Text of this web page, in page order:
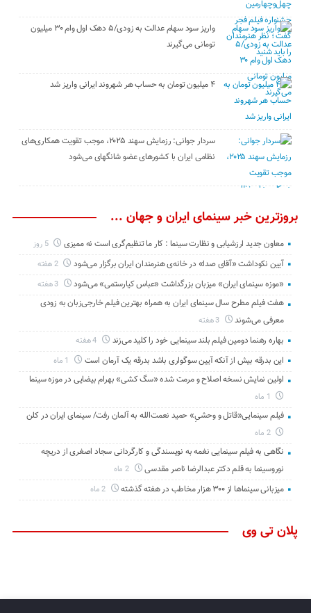
واریز سود سهام عدالت به زودی/۵ دهک اول وام ۳۰ میلیون
تومانی می‌گیرند
۴ میلیون تومان به حساب هر شهروند ایرانی واریز شد
سردار جوانی: رزمایش سهند ۲۰۲۵، موجب تقویت همکاری‌های
نظامی ایران با کشور‌های عضو شانگهای می‌شود
بروزترین خبر سینمای ایران و جهان ...
معاون جدید ارزشیابی و نظارت سینما : کار ما تنظیم‌گری است نه ممیزی 5 روز
آیین نکوداشت «آقای صدا» در خانه‌ی هنرمندان ایران برگزار می‌شود 2 هفته
«موزه سینمای ایران» میزبان بزرگداشت «عباس کیارستمی» می‌شود 3 هفته
هفت فیلم مطرح سال سینمای ایران به همراه بهترین فیلم خارجی‌زبان به زودی
معرفی می‌شوند
3 هفته
بهاره رهنما دومین فیلم بلند سینمایی خود را کلید می‌زند
این بدرقه بیش از آنکه آیین سوگواری باشد بدرقه یک آرمان است
اولین نمایش نسخه اصلاح و مرمت شده «سگ کشی» بهرام بیضایی در موزه سینما
فیلم سینمایی«قاتل و وحشیِ» حمید نعمت‌الله به آلمان رفت/ سینمای ایران در کلن
2 ماه
نگاهی به فیلم سینمایی نغمه به نویسندگی و کارگردانی سجاد اصغری از دریچه
نوروسینما به قلم دکتر عبدالرضا ناصر مقدسی
2 ماه
میزبانی سینماها از ۳۰۰ هزار مخاطب در هفته گذشته 2 ماه
پلان تی وی